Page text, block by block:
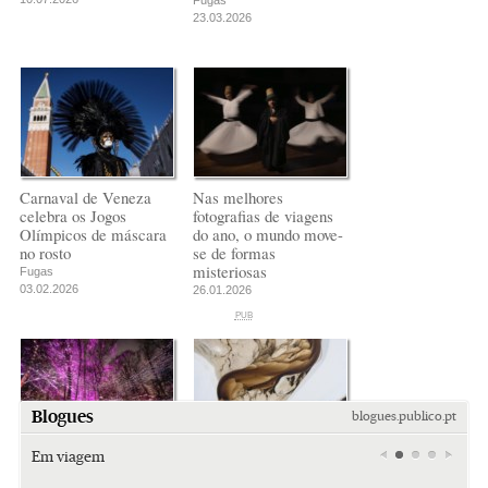
23.03.2026
Carnaval de Veneza
celebra os Jogos
Olímpicos de máscara
no rosto
Fugas
03.02.2026
Nas melhores
fotografias de viagens
do ano, o mundo move-
se de formas
misteriosas
26.01.2026
O esplendor cósmico
PUB
PUB
PUB
Blogues blogues.publico.pt
Em viagem